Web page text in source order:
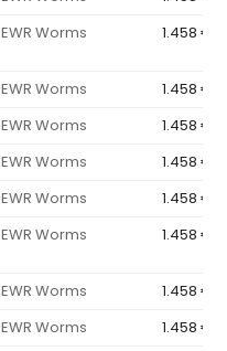
EWR Worms 1.458 €
EWR Worms
1.458 €
EWR Worms
1.458 €
EWR Worms
1.458 €
EWR Worms
1.458 €
EWR Worms 1.458 €
EWR Worms
1.458 €
EWR Worms
1.458 €